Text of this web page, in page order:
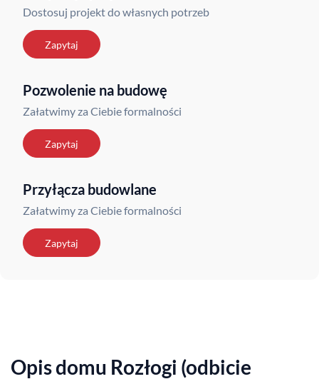
Dostosuj projekt do własnych potrzeb
Zapytaj
Pozwolenie na budowę
Załatwimy za Ciebie formalności
Zapytaj
Przyłącza budowlane
Załatwimy za Ciebie formalności
Zapytaj
Opis domu Rozłogi (odbicie